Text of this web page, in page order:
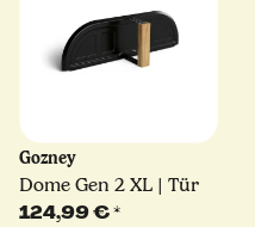
Gozney
Dome Gen 2 XL | Tür
124,99 €*